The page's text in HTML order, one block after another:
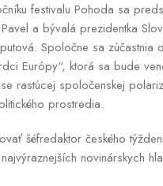
festivalu Pohoda sa
a bývalá prezidentka
Spoločne sa zúčastnia
Európy“, ktorá sa bude
rastúcej spoločenskej
prostredia.
šéfredaktor českého
novinárskych